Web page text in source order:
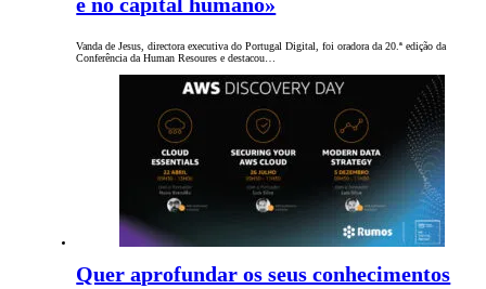
Vanda de Jesus, directora executiva do Portugal Digital, foi oradora da 20.ª edição da
Conferência da Human Resoures e destacou…
Quer aprofundar os seus conhecimentos